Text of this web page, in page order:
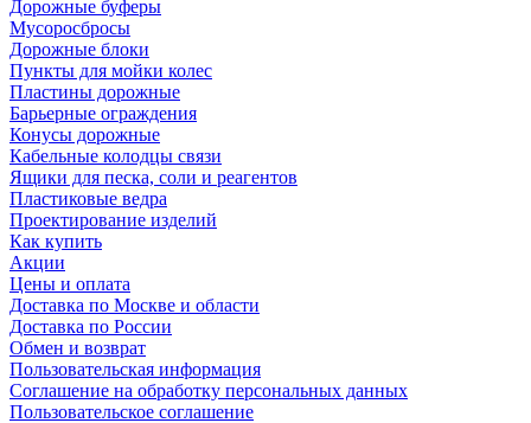
Дорожные буферы
Мусоросбросы
Дорожные блоки
Пункты для мойки колес
Пластины дорожные
Барьерные ограждения
Конусы дорожные
Кабельные колодцы связи
Ящики для песка, соли и реагентов
Пластиковые ведра
Проектирование изделий
Как купить
Акции
Цены и оплата
Доставка по Москве и области
Доставка по России
Обмен и возврат
Пользовательская информация
Соглашение на обработку персональных данных
Пользовательское соглашение